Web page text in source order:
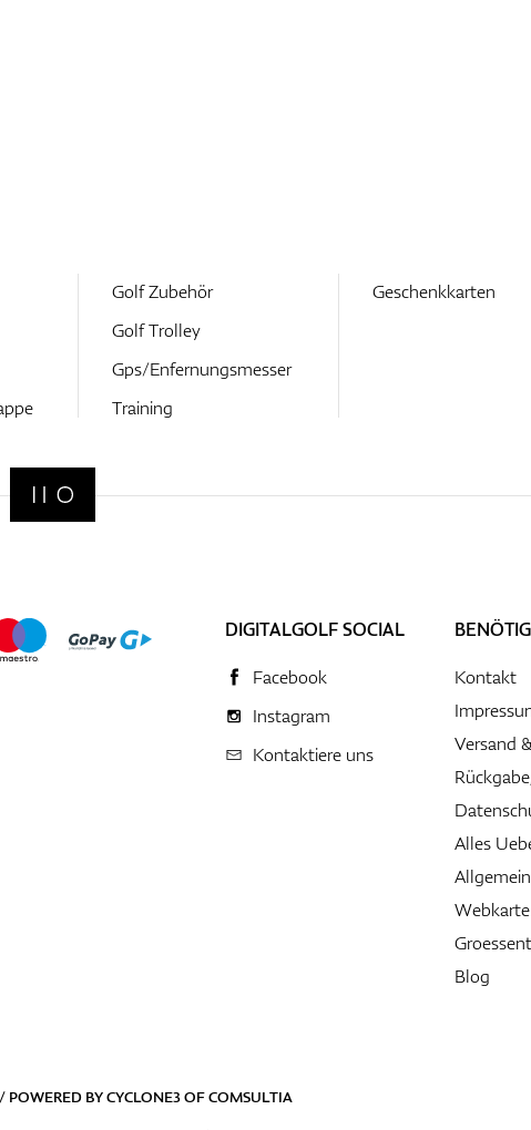
Golf Zubehör
Golf Trolley
Gps/Enfernungsmesser
Training
Geschenkkarten
DIGITALGOLF SOCIAL
Facebook
Instagram
Kontaktiere uns
Kontakt
Versand
Alles
Webkarte
Blog
POWERED BYCYCLONE3OFCOMSULTIA